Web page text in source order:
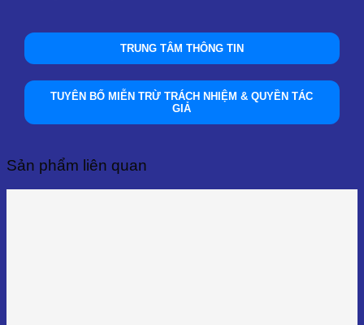
TRUNG TÂM THÔNG TIN
TUYÊN BỐ MIỄN TRỪ TRÁCH NHIỆM & QUYỀN TÁC
GIẢ
Sản phẩm liên quan